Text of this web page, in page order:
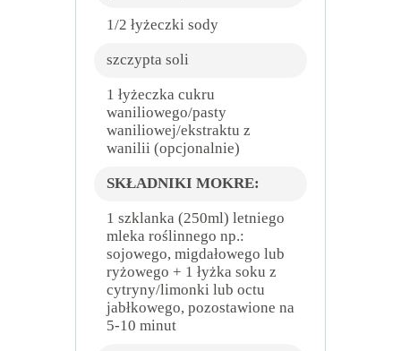
1/2 łyżeczki sody
szczypta soli
1 łyżeczka cukru
waniliowego/pasty
waniliowej/ekstraktu z
wanilii (opcjonalnie)
SKŁADNIKI MOKRE:
1 szklanka (250ml) letniego
mleka roślinnego np.:
sojowego, migdałowego lub
ryżowego + 1 łyżka soku z
cytryny/limonki lub octu
jabłkowego, pozostawione na
5-10 minut